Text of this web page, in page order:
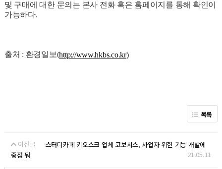
및 구매에 대한 문의는 본사 전화 혹은 홈페이지를 통해 확인이
가능하다.
출처 : 환경일보(http://www.hkbs.co.kr)
목록
이전글
스터디카페 키오스크 업체 코보시스, 사업자 위한 기능 개발에
중점 둬
21.05.11